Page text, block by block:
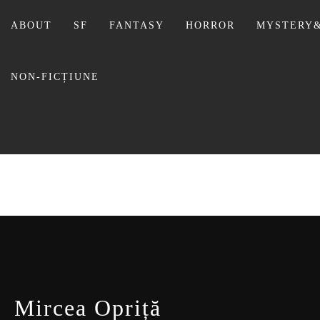
ABOUT SF FANTASY HORROR
NON-FICȚIUNE
Mircea Opriță